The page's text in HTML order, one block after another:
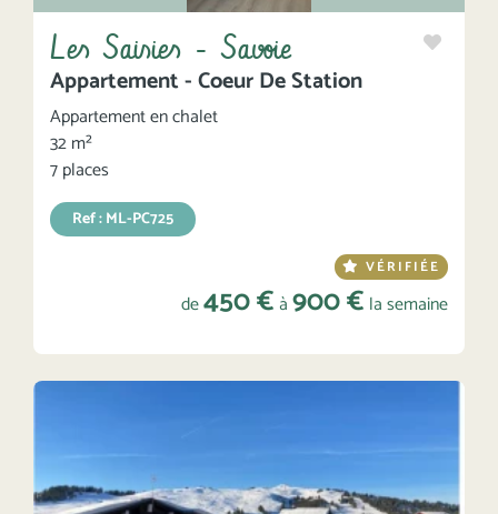
Les Saisies - Savoie
Appartement - Coeur De Station
Appartement en chalet
32 m²
7 places
Ref : ML-PC725
VÉRIFIÉE
de450 €à900 € la semaine